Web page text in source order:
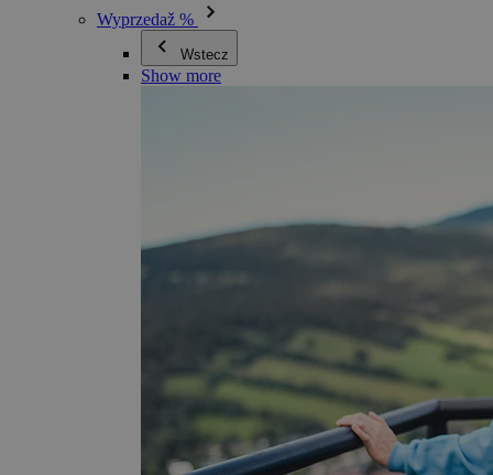
Wyprzedaž %
Wstecz
Show more